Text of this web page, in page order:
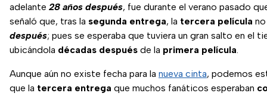
adelante 28 años después, fue durante el verano pasado
señaló que, tras la segunda entrega, la tercera película
después; pues se esperaba que tuviera un gran salto en el
ubicándola décadas después de la primera película.
Aunque aún no existe fecha para la nueva cinta, podemos
que la tercera entrega que muchos fanáticos esperaban